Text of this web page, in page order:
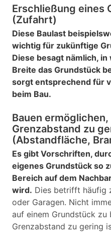
Erschließung eines
(Zufahrt)
Diese Baulast
wichtig für zukünftige
Diese besagt nämlich,
Breite das Grundstück
sorgt entsprechend für
beim Bau.
Bauen
Grenzabstand zu
(Abstandfläche,
Es gibt Vorschriften,
eigenes Grundstück so
Bereich auf dem
wird. Dies betrifft häufig
oder Garagen. Nicht
auf einem Grundstück zu
Grenzabstand zu gering